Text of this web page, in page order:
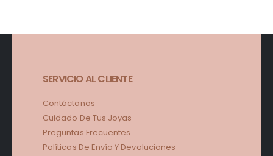
SERVICIO AL CLIENTE
Contáctanos
Cuidado De Tus Joyas
Preguntas Frecuentes
Políticas De Envío Y Devoluciones